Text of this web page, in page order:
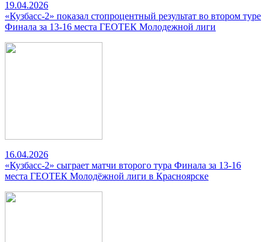
19.04.2026
«Кузбасс-2» показал стопроцентный результат во втором туре
Финала за 13-16 места ГЕОТЕК Молодежной лиги
16.04.2026
«Кузбасс-2» сыграет матчи второго тура Финала за 13-16
места ГЕОТЕК Молодёжной лиги в Красноярске